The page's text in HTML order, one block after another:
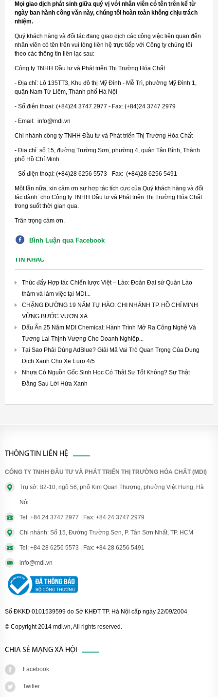
Mọi giao dịch phát sinh giữa quý vị với nhân viên có tên trên kể từ
ngày ban hành công văn này, chúng tôi hoàn toàn không chịu trách
nhiệm.
Quý khách hàng và đối tác đang giao dịch các công việc liên quan đến
nhân viên có tên trên vui lòng liên hệ trực tiếp với Công ty chúng tôi
theo các thông tin liên lạc sau:
Công ty TNHH Đầu tư và Phát triển Thị Trường Hóa Chất
- Địa chỉ: Lô 135TT3, Khu đô thị Mỹ Đình - Mễ Trì, phường Mỹ Đình 1,
quận Nam Từ Liêm, Thành phố Hà Nội
- Số điện thoại: (+84)24 3747 2977 - Fax: (+84)24 3747 2979
- Email: info@mdi.vn
Chi nhánh công ty TNHH Đầu tư và Phát triển Thị Trường Hóa Chất
- Địa chỉ: số 15, đường Trường Sơn, phường 4, quận Tân Bình, Thành
phố Hồ Chí Minh
- Số điện thoại: (+84)28 6256 5573 - Fax: (+84)28 6256 5491
Một lần nữa, xin cảm ơn sự hợp tác tích cực của Quý khách hàng và đối
tác dành cho Công ty TNHH Đầu tư và Phát triển Thị Trường Hóa Chất
trong suốt thời gian qua.
Trân trọng cảm ơn.
Bình Luận qua Facebook
TIN KHÁC
Thúc đẩy Hợp tác Chiến lược Việt – Lào: Đoàn Đại sứ Quán Lào
thăm và làm việc tại MDI...
CHẶNG ĐƯỜNG 19 NĂM TỰ HÀO: CHI NHÁNH TP. HỒ CHÍ MINH
VỮNG BƯỚC VƯƠN XA
Dấu Ấn 25 Năm MDI Chemical: Hành Trình Mở Ra Công Nghệ Và
Tương Lai Thịnh Vượng Cho Doanh Nghiệp...
Tại Sao Phải Dùng AdBlue? Giải Mã Vai Trò Quan Trọng Của Dung
Dịch Xanh Cho Xe Euro 4/5
Nhựa Có Nguồn Gốc Sinh Học Có Thật Sự Tốt Không? Sự Thật
Đằng Sau Lời Hứa Xanh
THÔNG TIN LIÊN HỆ
CÔNG TY TNHH ĐẦU TƯ VÀ PHÁT TRIỂN THỊ TRƯỜNG HÓA CHẤT (MDI)
Trụ sở: B2-10, ngõ 56, phố Kim Quan Thượng, phường Việt Hưng, Hà
Nội
Tel: +84 24 3747 2977 | Fax: +84 24 3747 2979
Chi nhánh: Số 15, Đường Trường Sơn, P. Tân Sơn Nhất, TP. HCM
Tel: +84 28 6256 5573 | Fax: +84 28 6256 5491
info@mdi.vn
Số ĐKKD 0101539599 do Sở KHĐT TP. Hà Nội cấp ngày 22/09/2004
© Copyright 2014 mdi.vn, All rights reserved.
CHIA SẺ MẠNG XÃ HỘI
Facebook
Twitter